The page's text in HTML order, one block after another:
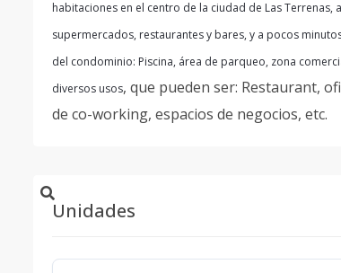
habitaciones en el centro de la ciudad de Las Terrenas,
supermercados, restaurantes y bares, y a pocos
del condominio: Piscina, área de parqueo, zona
diversos usos, que pueden ser: Restaurant,
de co-working, espacios de negocios, etc.
Unidades